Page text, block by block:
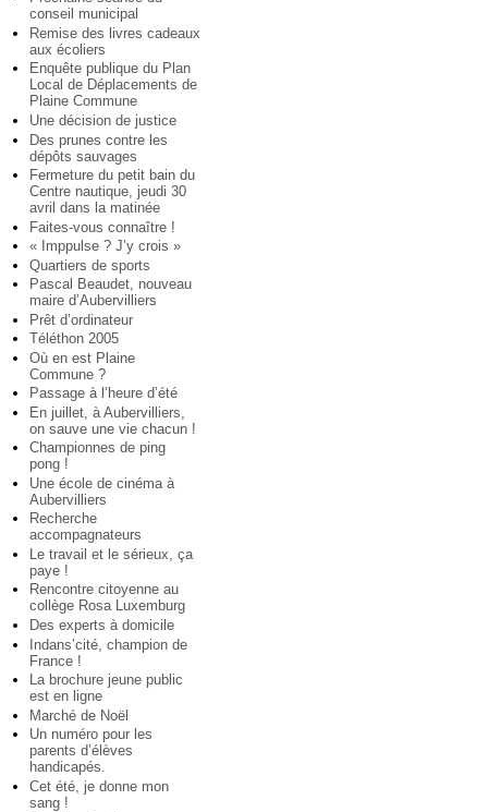
conseil municipal
Remise des livres cadeaux
aux écoliers
Enquête publique du Plan
Local de Déplacements de
Plaine Commune
Une décision de justice
Des prunes contre les
dépôts sauvages
Fermeture du petit bain du
Centre nautique, jeudi 30
avril dans la matinée
Faites-vous connaître !
« Imppulse ? J’y crois »
Quartiers de sports
Pascal Beaudet, nouveau
maire d’Aubervilliers
Prêt d’ordinateur
Téléthon 2005
Où en est Plaine
Commune ?
Passage à l’heure d’été
En juillet, à Aubervilliers,
on sauve une vie chacun !
Championnes de ping
pong !
Une école de cinéma à
Aubervilliers
Recherche
accompagnateurs
Le travail et le sérieux, ça
paye !
Rencontre citoyenne au
collège Rosa Luxemburg
Des experts à domicile
Indans’cité, champion de
France !
La brochure jeune public
est en ligne
Marché de Noël
Un numéro pour les
parents d’élèves
handicapés.
Cet été, je donne mon
sang !